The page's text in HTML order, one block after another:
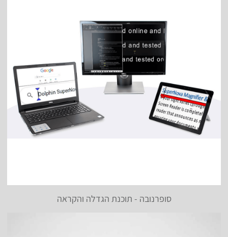
סופרנובה - תוכנת הגדלה והקראה